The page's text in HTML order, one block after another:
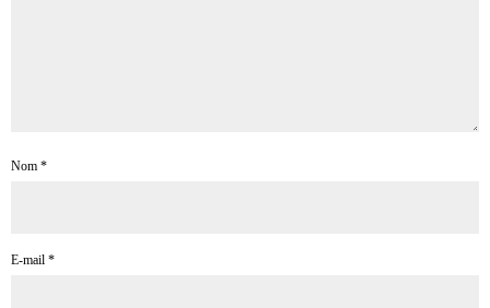
Nom *
E-mail *